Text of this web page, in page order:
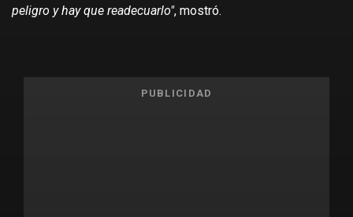
peligro y hay que readecuarlo", mostró.
PUBLICIDAD